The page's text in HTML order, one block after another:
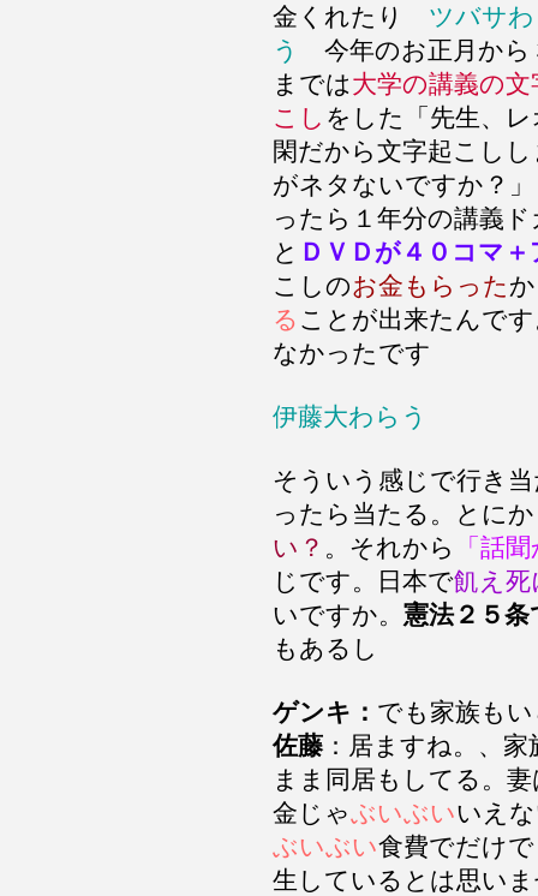
金くれたり ツバサ
う
今年のお正月から
までは大学の講義の文
こし をした「先生、
閑だから文字起こし
がネタないですか？
ったら１年分の講義
と ＤＶＤが４０コマ
こしのお金もらった
る ことが出来たんで
なかったです
伊藤大わらう
そういう感じで行き
ったら当たる。とに
い？ 。それから
「話
じです。日本で飢え
いですか。 憲法２５条
もあるし
ゲンキ： でも家族も
佐藤 ：居ますね。、
まま同居もしてる。
金じゃぶいぶいいえ
ぶいぶい食費でだけ
生しているとは思い